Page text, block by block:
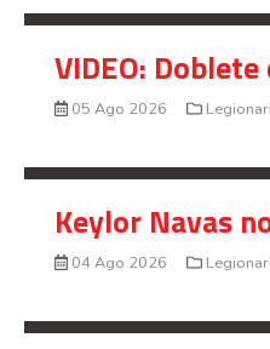
VIDEO:
05 Ago 2026
Keylor Navas
04 Ago 2026